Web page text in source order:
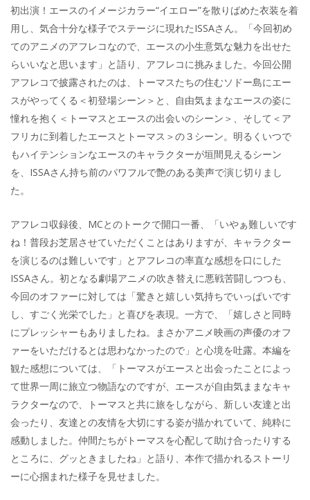
初出演！エースのイメージカラー“イエロー”を散りばめた衣装を着
用し、気合十分な様子でステージに現れたISSAさん。「今回初め
てのアニメのアフレコなので、エースの小生意気な魅力を出せた
らいいなと思います」と語り、アフレコに挑みました。今回公開
アフレコで披露されたのは、トーマスたちの住むソドー島にエー
スがやってくる＜初登場シーン＞と、自由気ままなエースの姿に
憧れを抱く＜トーマスとエースの出会いのシーン＞、そして＜ア
フリカに到着したエースとトーマス＞の３シーン。明るくいつで
もハイテンションなエースのキャラクターが垣間見えるシーン
を、ISSAさん持ち前のパワフルで艶のある美声で演じ切りまし
た。
アフレコ収録後、MCとのトークで開口一番、「いやぁ難しいです
ね！普段お芝居させていただくことはありますが、キャラクター
を演じるのは難しいです」とアフレコの率直な感想を口にした
ISSAさん。初となる劇場アニメの吹き替えに悪戦苦闘しつつも、
今回のオファーに対しては「驚きと嬉しい気持ちでいっぱいです
し、すごく光栄でした」と喜びを表現。一方で、「嬉しさと同時
にプレッシャーもありましたね。まさかアニメ映画の声優のオフ
ァーをいただけるとは思わなかったので」と心境を吐露。本編を
観た感想については、「トーマスがエースと出会ったことによっ
て世界一周に旅立つ物語なのですが、エースが自由気ままなキャ
ラクターなので、トーマスと共に旅をしながら、新しい友達と出
会ったり、友達との友情を大切にする姿が描かれていて、純粋に
感動しました。仲間たちがトーマスを心配して助け合ったりする
ところに、グッときましたね」と語り、本作で描かれるストーリ
ーに心掴まれた様子を見せました。